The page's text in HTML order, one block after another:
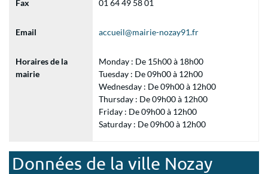
Fax 01 64 49 58 01
Email accueil@mairie-nozay91.fr
Horaires de la
mairie
Monday : De 15h00 à 18h00
Tuesday : De 09h00 à 12h00
Wednesday : De 09h00 à 12h00
Thursday : De 09h00 à 12h00
Friday : De 09h00 à 12h00
Saturday : De 09h00 à 12h00
Données de la ville Nozay